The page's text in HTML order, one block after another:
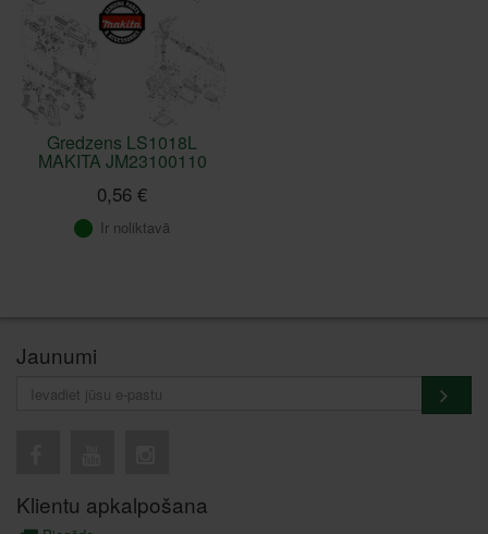
Gredzens LS1018L
MAKITA JM23100110
0,56 €
Ir noliktavā
Jaunumi
Klientu apkalpošana